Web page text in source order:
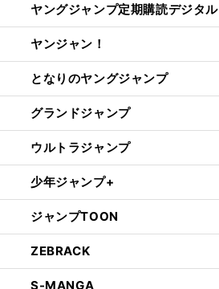
ヤングジャンプ定期購読デジタル
ヤンジャン！
となりのヤングジャンプ
グランドジャンプ
ウルトラジャンプ
少年ジャンプ+
ジャンプTOON
ZEBRACK
S-MANGA